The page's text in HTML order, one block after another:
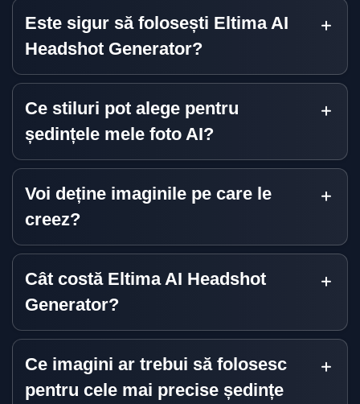
Este sigur să folosești Eltima AI
Headshot Generator?
Ce stiluri pot alege pentru
ședințele mele foto AI?
Voi deține imaginile pe care le
creez?
Cât costă Eltima AI Headshot
Generator?
Ce imagini ar trebui să folosesc
pentru cele mai precise ședințe